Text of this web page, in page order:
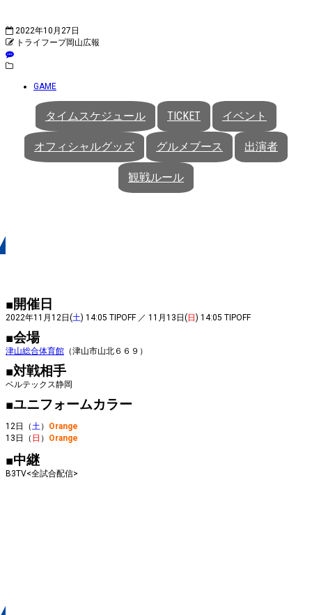
2022年10月27日
トライフープ岡山広報
GAME
タイムスケジュール TICKET イベント
オフィシャルグッズ グルメブース 出演者
観戦ルール
■開催日
2022年11月12日(土) 14:05 TIPOFF ／ 11月13日(日 ) 14:05 TIPOFF
■会場
津山総合体育館 （津山市山北６６９）
■対戦相手
ベルテックス静岡
■ユニフォームカラー
12日 （土） Orange
13日（ 日 ） Orange
■中継
B3TV<全試合配信>